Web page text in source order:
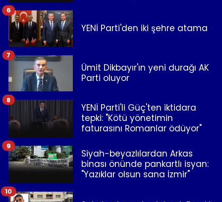
YENİ Parti'den iki şehre atama
6
Ümit Dikbayır'ın yeni durağı AK
Parti oluyor
7
YENİ Parti'li Güç'ten iktidara
tepki: "Kötü yönetimin
faturasını Romanlar ödüyor"
8
Siyah-beyazlılardan Arkas
binası önünde pankartlı isyan:
"Yazıklar olsun sana İzmir"
9
10